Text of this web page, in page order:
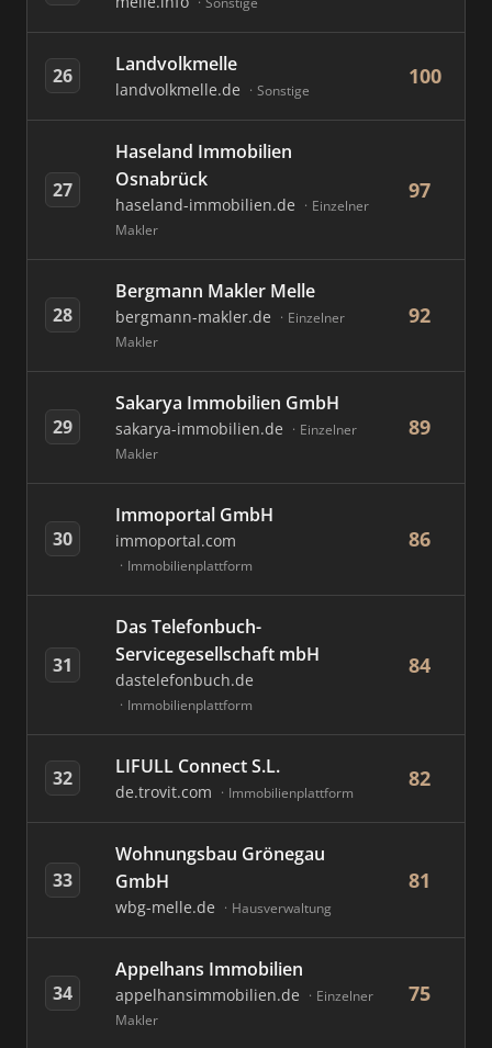
26 Landvolkmelle
landvolkmelle.de Sonstige
100
27
Haseland Immobilien
Osnabrück
haseland-immobilien.de
Einzelner
Makler
97
28
Bergmann Makler Melle
bergmann-makler.de
Einzelner
Makler
92
29
Sakarya Immobilien GmbH
sakarya-immobilien.de
Einzelner
Makler
89
30
Immoportal GmbH
immoportal.com
Immobilienplattform
86
31
Das Telefonbuch-
Servicegesellschaft mbH
dastelefonbuch.de
Immobilienplattform
84
32 LIFULL Connect S.L.
de.trovit.com Immobilienplattform
82
33
Wohnungsbau Grönegau
GmbH
wbg-melle.de Hausverwaltung
81
34
Appelhans Immobilien
appelhansimmobilien.de
Einzelner
Makler
75